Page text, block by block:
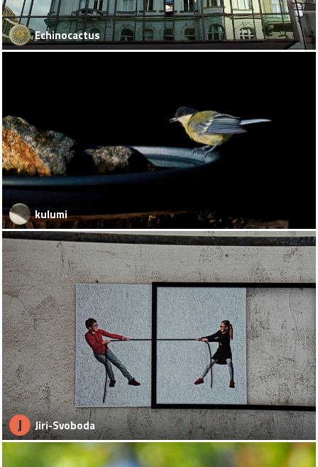
Echinocactus
kulumi
J Jiri-Svoboda